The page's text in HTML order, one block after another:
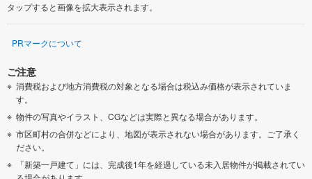
タップすると画像を拡大表示されます。
PRマークについて
ご注意
消費税および地方消費税の対象となる場合は税込み価格が表示されていま
す。
物件の写真やイラスト、CGなどは実際と異なる場合があります。
市区町村の合併などにより、地図が表示されない場合があります。ご了承く
ださい。
「新築一戸建て」には、完成後1年を経過している未入居物件が掲載されてい